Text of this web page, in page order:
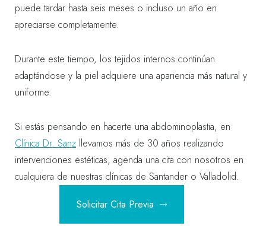
puede tardar hasta seis meses o incluso un año en
apreciarse completamente.
Durante este tiempo, los tejidos internos continúan
adaptándose y la piel adquiere una apariencia más natural y
uniforme.
Si estás pensando en hacerte una abdominoplastia, en
Clínica Dr. Sanz llevamos más de 30 años realizando
intervenciones estéticas, agenda una cita con nosotros en
cualquiera de nuestras clínicas de Santander o Valladolid.
Solicitar Cita Previa